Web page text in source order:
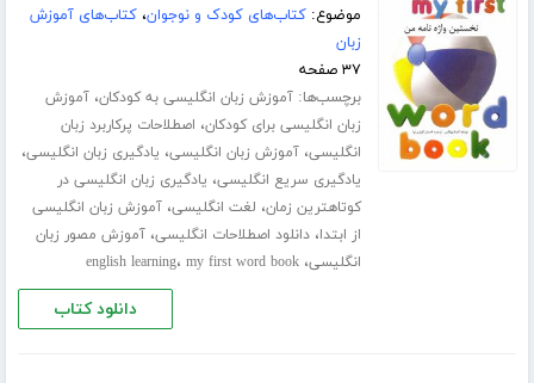
موضوع:کتاب‌های کودک و نوجوان،کتاب‌های آموزش
زبان
۳۷ صفحه
برچسب‌ها:آموزش زبان انگلیسی به کودکان،آموزش
زبان انگلیسی برای کودکان، اصطلاحات پرکاربرد زبان
انگلیسی،آموزش زبان انگلیسی، یادگیری زبان انگلیسی،
یادگیری سریع انگلیسی، یادگیری زبان انگلیسی در
کوتاهترین زمان، لغت انگلیسی،آموزش زبان انگلیسی
از ابتدا،دانلود اصطلاحات انگلیسی،آموزش مصور زبان
انگلیسی، english learning، my first word book
دانلود کتاب